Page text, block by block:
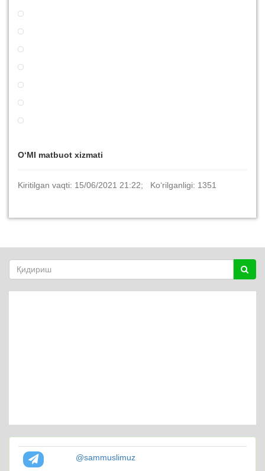
O‘MI matbuot xizmati
Kiritilgan vaqti: 15/06/2021 21:22; Ko‘rilganligi: 1351
@sammuslimuz